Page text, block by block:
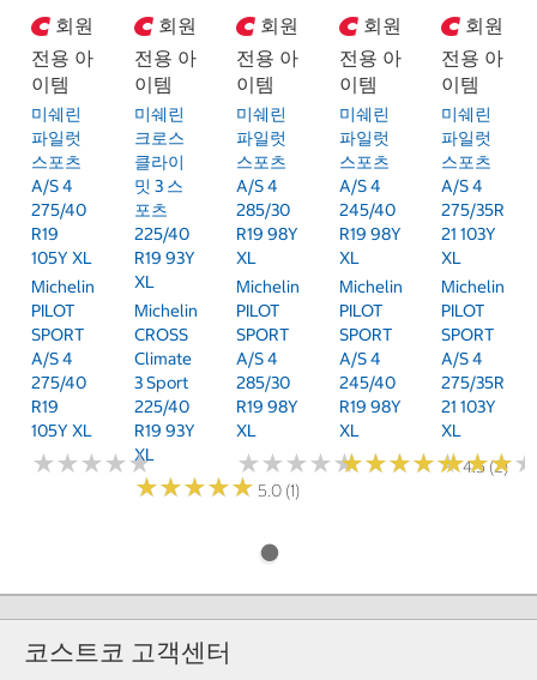
회원
전용 아
이템
미쉐린
파일럿
스포츠
A/S 4
275/40
R19
105Y XL
Michelin
PILOT
SPORT
A/S 4
275/40
R19
105Y XL
★★★★★
★★★★★
회원
전용 아
이템
미쉐린
크로스
클라이
밋 3 스
포츠
225/40
R19 93Y
XL
Michelin
CROSS
Climate
3 Sport
225/40
R19 93Y
XL
★★★★★
★★★★★ 5.0 (1)
회원
전용 아
이템
미쉐린
파일럿
스포츠
A/S 4
285/30
R19 98Y
XL
Michelin
PILOT
SPORT
A/S 4
285/30
R19 98Y
XL
★★★★★
★★★★★
회원
전용 아
이템
미쉐린
파일럿
스포츠
A/S 4
245/40
R19 98Y
XL
Michelin
PILOT
SPORT
A/S 4
245/40
R19 98Y
XL
★★★★★
★★★★★4.5 (2)
회원
전용 아
이템
미쉐린
파일럿
스포츠
A/S 4
275/35R
21 103Y
XL
Michelin
PILOT
SPORT
A/S 4
275/35R
21 103Y
XL
★★★
★★★
코스트코 고객센터